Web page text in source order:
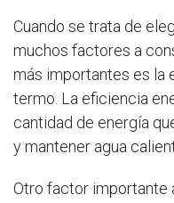
Cuando se trata de
muchos factores a
más importantes es la
termo. La eficiencia
cantidad de energía
y mantener agua
Otro factor importante